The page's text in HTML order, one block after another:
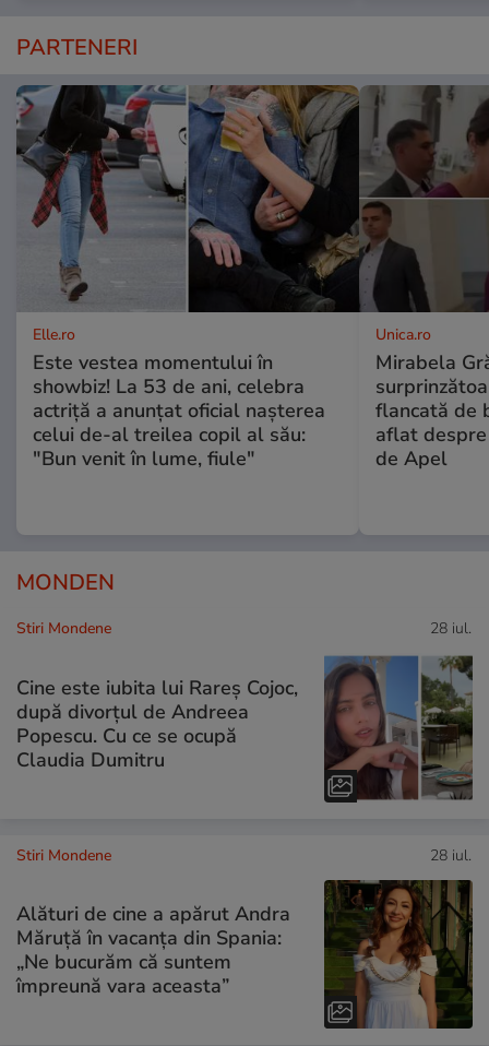
PARTENERI
Elle.ro
Este vestea momentului în
showbiz! La 53 de ani, celebra
actriță a anunțat oficial nașterea
celui de-al treilea copil al său:
"Bun venit în lume, fiule"
Unica.ro
Mirabela
flancată de
aflat
de Apel
MONDEN
Stiri Mondene 28 iul.
Cine este iubita lui Rareș Cojoc,
după divorțul de Andreea
Popescu. Cu ce se ocupă
Claudia Dumitru
Stiri Mondene 28 iul.
Alături de cine a apărut Andra
Măruță în vacanța din Spania:
„Ne bucurăm că suntem
împreună vara aceasta”